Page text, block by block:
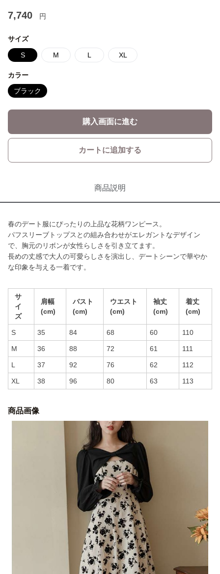
7,740 円
サイズ
S M L XL
カラー
ブラック
購入画面に進む
カートに追加する
商品説明
春のデート服にぴったりの上品な花柄ワンピース。
パフスリーブトップスとの組み合わせがエレガントなデザイン
で、胸元のリボンが女性らしさを引き立てます。
長めの丈感で大人の可愛らしさを演出し、デートシーンで華やか
な印象を与える一着です。
サ
イ
ズ
肩幅
(cm)
バスト
(cm)
ウエスト
(cm)
袖丈
(cm)
着丈
(cm)
S 35 84 68 60 110
M 36 88 72 61 111
L 37 92 76 62 112
XL 38 96 80 63 113
商品画像